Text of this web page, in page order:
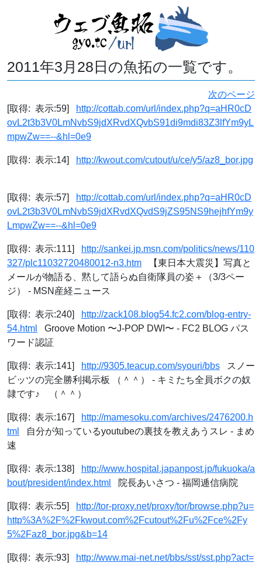
2011年3月28日の魚拓の一覧です。
次のページ
[取得: 表示:59]
http://cottab.com/url/index.php?q=aHR0cD
ovL2t3b3V0LmNvbS9jdXRvdXQvbS91di9mdi83Z3lfYm9yL
mpwZw==--&hl=0e9
[取得: 表示:14] http://kwout.com/cutout/u/ce/y5/az8_bor.jpg
[取得: 表示:57]
http://cottab.com/url/index.php?q=aHR0cD
ovL2t3b3V0LmNvbS9jdXRvdXQvdS9jZS95NS9hejhfYm9y
LmpwZw==--&hl=0e9
[取得: 表示:111]
http://sankei.jp.msn.com/politics/news/110
327/plc11032720480012-n3.htm 【東日本大震災】写真と
メールが物語る、黙して語らぬ自衛隊員の姿＋（3/3ペー
ジ） - MSN産経ニュース
[取得: 表示:240]
http://zack108.blog54.fc2.com/blog-entry-
54.html
Groove Motion 〜J-POP DWI〜 - FC2 BLOG パス
ワード認証
[取得: 表示:141] http://9305.teacup.com/syouri/bbs スノー
ビッツの完全勝利掲示板 （＾＾） - キミたち全員ボクの奴
隷です♪ （＾＾）
[取得: 表示:167]
http://mamesoku.com/archives/2476200.h
tml
自分が知っているyoutubeの裏技を教えあうスレ - まめ
速
[取得: 表示:138]
http://www.hospital.japanpost.jp/fukuoka/a
bout/president/index.html
院長あいさつ - 福岡逓信病院
[取得: 表示:55]
http://tor-proxy.net/proxy/tor/browse.php?u=
http%3A%2F%2Fkwout.com%2Fcutout%2Fu%2Fce%2Fy
5%2Faz8_bor.jpg&b=14
[取得: 表示:93]
http://www.mai-net.net/bbs/sst/sst.php?act=